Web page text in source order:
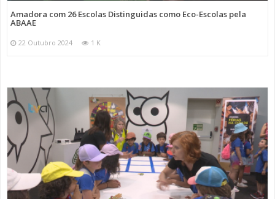
Amadora com 26 Escolas Distinguidas como Eco-Escolas pela
ABAAE
22 Outubro 2024 1 K